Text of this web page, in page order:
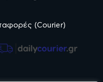
(Courier)